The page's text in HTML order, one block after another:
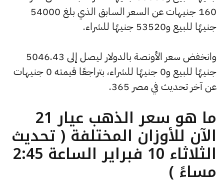
160 جنيهات عن السعر السابق الذي بلغ 54000
جنيهًا للبيع و53520 جنيهًا للشراء.
وانخفض سعر الأونصة بالدولار ليصل إلى 5046.43
جنيهًا للبيع و0 جنيهًا للشراء، بتراجعًا قيمته 0 جنيهات
عن آخر تحديث في مصر 365.
ما هو سعر الذهب عيار 21
الآن للأوزان المختلفة ( تحديث
الثلاثاء 10 فبراير الساعة 2:45
مساءً )